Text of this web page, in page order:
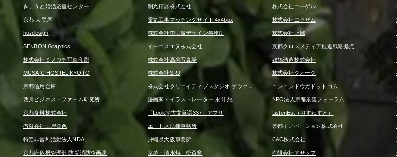
きょうと婚活応援センター 明光精器株式会社 株式会社エーゲル
京都 大黒屋 電気工事マッチングサイト 4x4box 株式会社エクザム
hozdesign 株式会社中山徹デザイン事務所 株式会社上部
SENBON Graphics イーエスエヌ株式会社 京都クロスメディア推進戦略拠点
株式会社ミノウチ写真印刷 株式会社髙谷写真場 都鶴酒造株式会社
MOSAIC HOSTEL KYOTO 株式会社SRJ 株式会社クオーク
京都信用金庫 株式会社クリエイティブスタジオ ゲツクロ コンコンドウガドットコム
西川ビジネス・ファーム研究所 漫画家・イラストレーター 永田 愁 NPO法人京都景観フォーラム
京都食料株式会社 「Look@古文単語337」アプリ ListenEst（りすねすと）
有限会社山岸染色 エートス法律事務所 京都イノベーション株式会社
特定非営利活動法人NDA 沖縄県大阪事務所 C&C株式会社
京都府危機管理部 防災消防企画課 京焼・清水焼 松斎窯 有限会社アサップ